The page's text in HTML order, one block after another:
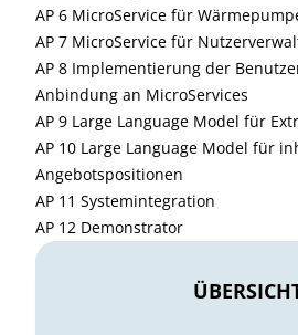
AP 6 MicroService für
AP 7 MicroService für
AP 8 Implementierung der
Anbindung an MicroServices
AP 9 Large Language Model für
AP 10 Large Language Model für
Angebotspositionen
AP 11 Systemintegration
AP 12 Demonstrator